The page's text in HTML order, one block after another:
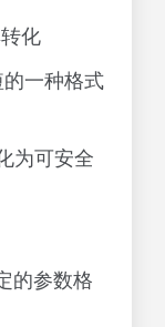
化
一种格式
为可安全
的参数格